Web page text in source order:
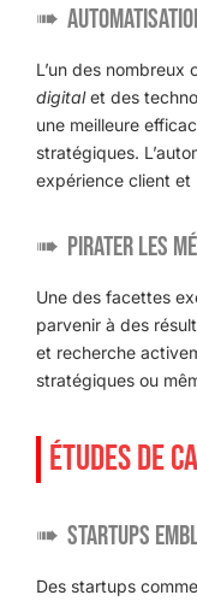
L’un des nombreux
digitalet des
une meilleure
stratégiques.
expérience client et
Pirater les
Une des facettes
parvenir à des
et recherche
stratégiques ou
ÉTUDES DE
Startups
Des startups